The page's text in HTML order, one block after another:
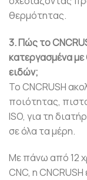
θερμότητας.
3. Πώς το
κατεργασμένα
ειδών;
Το CNCRUSH
ποιότητας,
ISO, για τη
σε όλα τα μέρη.
Με πάνω από 12
CNC, η